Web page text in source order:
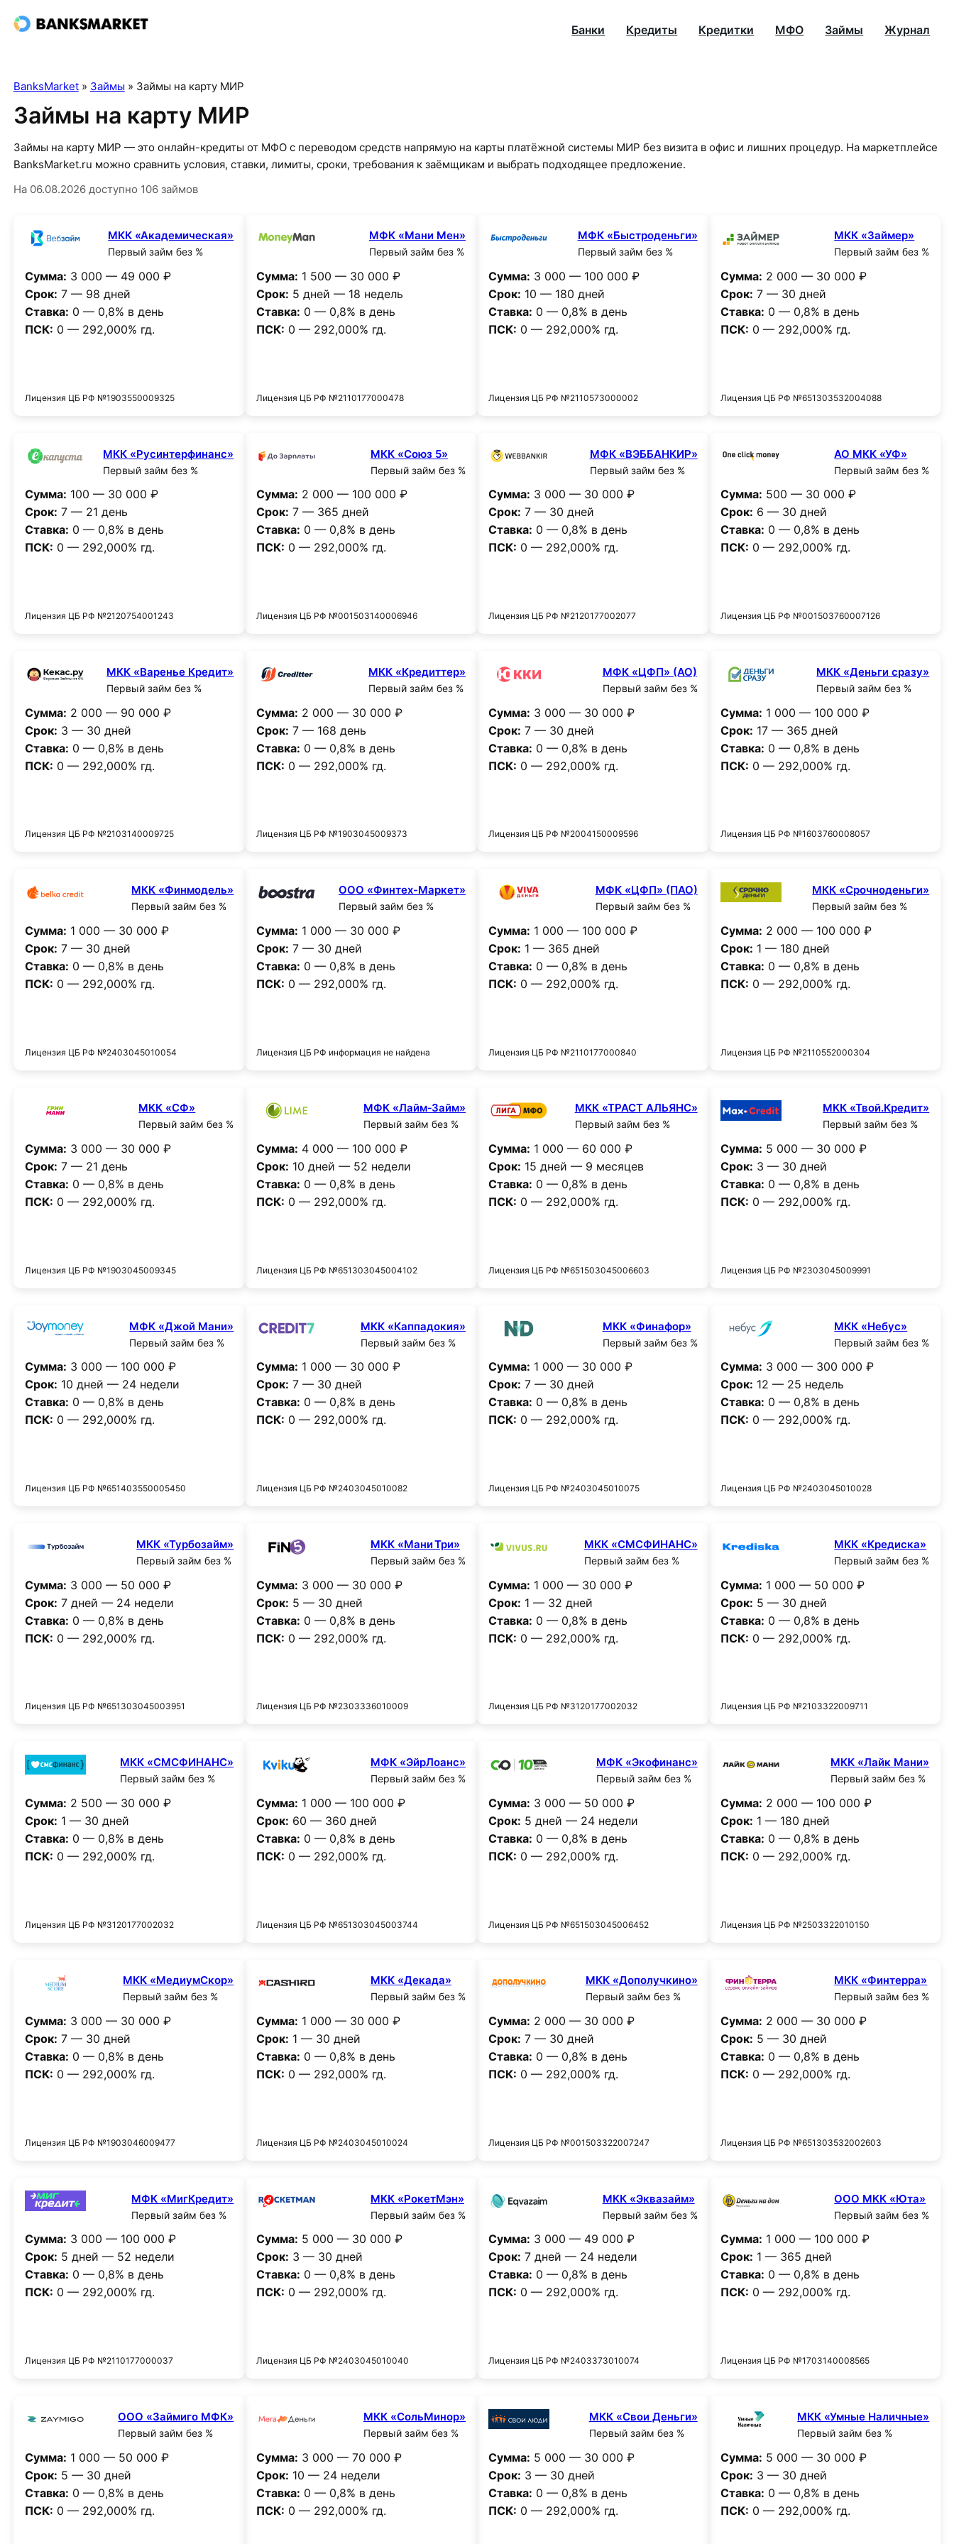
Банки Кредиты Кредитки МФО Займы Журнал
BanksMarket» Займы » Займы на карту МИР
Займы на карту МИР
Займы на карту МИР — это онлайн-кредиты от МФО с переводом средств напрямую на карты платёжной системы МИР без визита в офис и лишних процедур. На маркетплейсе
BanksMarket.ru можно сравнить условия, ставки, лимиты, сроки, требования к заёмщикам и выбрать подходящее предложение.
На 06.08.2026 доступно 106 займов
МКК «Академическая»
Первый займ без %
Сумма: 3 000 — 49 000 ₽
Срок: 7 — 98 дней
Ставка: 0 — 0,8% в день
ПСК: 0 — 292,000% гд.
Лицензия ЦБ РФ №1903550009325
МФК «Мани Мен»
Первый займ без %
Сумма: 1 500 — 30 000 ₽
Срок: 5 дней — 18 недель
Ставка: 0 — 0,8% в день
ПСК: 0 — 292,000% гд.
Лицензия ЦБ РФ №2110177000478
МФК «Быстроденьги»
Первый займ без %
Сумма: 3 000 — 100 000 ₽
Срок: 10 — 180 дней
Ставка: 0 — 0,8% в день
ПСК: 0 — 292,000% гд.
Лицензия ЦБ РФ №2110573000002
МКК «Займер»
Первый займ без %
Сумма: 2 000 — 30 000 ₽
Срок: 7 — 30 дней
Ставка: 0 — 0,8% в день
ПСК: 0 — 292,000% гд.
Лицензия ЦБ РФ №651303532004088
МКК «Русинтерфинанс»
Первый займ без %
Сумма: 100 — 30 000 ₽
Срок: 7 — 21 день
Ставка: 0 — 0,8% в день
ПСК: 0 — 292,000% гд.
Лицензия ЦБ РФ №2120754001243
МКК «Союз 5»
Первый займ без %
Сумма: 2 000 — 100 000 ₽
Срок: 7 — 365 дней
Ставка: 0 — 0,8% в день
ПСК: 0 — 292,000% гд.
Лицензия ЦБ РФ №001503140006946
МФК «ВЭББАНКИР»
Первый займ без %
Сумма: 3 000 — 30 000 ₽
Срок: 7 — 30 дней
Ставка: 0 — 0,8% в день
ПСК: 0 — 292,000% гд.
Лицензия ЦБ РФ №2120177002077
АО МКК «УФ»
Первый займ без %
Сумма: 500 — 30 000 ₽
Срок: 6 — 30 дней
Ставка: 0 — 0,8% в день
ПСК: 0 — 292,000% гд.
Лицензия ЦБ РФ №001503760007126
МКК «Варенье Кредит»
Первый займ без %
Сумма: 2 000 — 90 000 ₽
Срок: 3 — 30 дней
Ставка: 0 — 0,8% в день
ПСК: 0 — 292,000% гд.
Лицензия ЦБ РФ №2103140009725
МКК «Кредиттер»
Первый займ без %
Сумма: 2 000 — 30 000 ₽
Срок: 7 — 168 день
Ставка: 0 — 0,8% в день
ПСК: 0 — 292,000% гд.
Лицензия ЦБ РФ №1903045009373
МФК «ЦФП» (АО)
Первый займ без %
Сумма: 3 000 — 30 000 ₽
Срок: 7 — 30 дней
Ставка: 0 — 0,8% в день
ПСК: 0 — 292,000% гд.
Лицензия ЦБ РФ №2004150009596
МКК «Деньги сразу»
Первый займ без %
Сумма: 1 000 — 100 000 ₽
Срок: 17 — 365 дней
Ставка: 0 — 0,8% в день
ПСК: 0 — 292,000% гд.
Лицензия ЦБ РФ №1603760008057
МКК «Финмодель»
Первый займ без %
Сумма: 1 000 — 30 000 ₽
Срок: 7 — 30 дней
Ставка: 0 — 0,8% в день
ПСК: 0 — 292,000% гд.
Лицензия ЦБ РФ №2403045010054
ООО «Финтех-Маркет»
Первый займ без %
Сумма: 1 000 — 30 000 ₽
Срок: 7 — 30 дней
Ставка: 0 — 0,8% в день
ПСК: 0 — 292,000% гд.
Лицензия ЦБ РФ информация не найдена
МФК «ЦФП» (ПАО)
Первый займ без %
Сумма: 1 000 — 100 000 ₽
Срок: 1 — 365 дней
Ставка: 0 — 0,8% в день
ПСК: 0 — 292,000% гд.
Лицензия ЦБ РФ №2110177000840
МКК «Срочноденьги»
Первый займ без %
Сумма: 2 000 — 100 000 ₽
Срок: 1 — 180 дней
Ставка: 0 — 0,8% в день
ПСК: 0 — 292,000% гд.
Лицензия ЦБ РФ №2110552000304
МКК «СФ»
Первый займ без %
Сумма: 3 000 — 30 000 ₽
Срок: 7 — 21 день
Ставка: 0 — 0,8% в день
ПСК: 0 — 292,000% гд.
Лицензия ЦБ РФ №1903045009345
МФК «Лайм‑Займ»
Первый займ без %
Сумма: 4 000 — 100 000 ₽
Срок: 10 дней — 52 недели
Ставка: 0 — 0,8% в день
ПСК: 0 — 292,000% гд.
Лицензия ЦБ РФ №651303045004102
МКК «ТРАСТ АЛЬЯНС»
Первый займ без %
Сумма: 1 000 — 60 000 ₽
Срок: 15 дней — 9 месяцев
Ставка: 0 — 0,8% в день
ПСК: 0 — 292,000% гд.
Лицензия ЦБ РФ №651503045006603
МКК «Твой.Кредит»
Первый займ без %
Сумма: 5 000 — 30 000 ₽
Срок: 3 — 30 дней
Ставка: 0 — 0,8% в день
ПСК: 0 — 292,000% гд.
Лицензия ЦБ РФ №2303045009991
МФК «Джой Мани»
Первый займ без %
Сумма: 3 000 — 100 000 ₽
Срок: 10 дней — 24 недели
Ставка: 0 — 0,8% в день
ПСК: 0 — 292,000% гд.
Лицензия ЦБ РФ №651403550005450
МКК «Каппадокия»
Первый займ без %
Сумма: 1 000 — 30 000 ₽
Срок: 7 — 30 дней
Ставка: 0 — 0,8% в день
ПСК: 0 — 292,000% гд.
Лицензия ЦБ РФ №2403045010082
МКК «Финафор»
Первый займ без %
Сумма: 1 000 — 30 000 ₽
Срок: 7 — 30 дней
Ставка: 0 — 0,8% в день
ПСК: 0 — 292,000% гд.
Лицензия ЦБ РФ №2403045010075
МКК «Небус»
Первый займ без %
Сумма: 3 000 — 300 000 ₽
Срок: 12 — 25 недель
Ставка: 0 — 0,8% в день
ПСК: 0 — 292,000% гд.
Лицензия ЦБ РФ №2403045010028
МКК «Турбозайм»
Первый займ без %
Сумма: 3 000 — 50 000 ₽
Срок: 7 дней — 24 недели
Ставка: 0 — 0,8% в день
ПСК: 0 — 292,000% гд.
Лицензия ЦБ РФ №651303045003951
МКК «Мани Три»
Первый займ без %
Сумма: 3 000 — 30 000 ₽
Срок: 5 — 30 дней
Ставка: 0 — 0,8% в день
ПСК: 0 — 292,000% гд.
Лицензия ЦБ РФ №2303336010009
МКК «СМСФИНАНС»
Первый займ без %
Сумма: 1 000 — 30 000 ₽
Срок: 1 — 32 дней
Ставка: 0 — 0,8% в день
ПСК: 0 — 292,000% гд.
Лицензия ЦБ РФ №3120177002032
МКК «Кредиска»
Первый займ без %
Сумма: 1 000 — 50 000 ₽
Срок: 5 — 30 дней
Ставка: 0 — 0,8% в день
ПСК: 0 — 292,000% гд.
Лицензия ЦБ РФ №2103322009711
МКК «СМСФИНАНС»
Первый займ без %
Сумма: 2 500 — 30 000 ₽
Срок: 1 — 30 дней
Ставка: 0 — 0,8% в день
ПСК: 0 — 292,000% гд.
Лицензия ЦБ РФ №3120177002032
МФК «ЭйрЛоанс»
Первый займ без %
Сумма: 1 000 — 100 000 ₽
Срок: 60 — 360 дней
Ставка: 0 — 0,8% в день
ПСК: 0 — 292,000% гд.
Лицензия ЦБ РФ №651303045003744
МФК «Экофинанс»
Первый займ без %
Сумма: 3 000 — 50 000 ₽
Срок: 5 дней — 24 недели
Ставка: 0 — 0,8% в день
ПСК: 0 — 292,000% гд.
Лицензия ЦБ РФ №651503045006452
МКК «Лайк Мани»
Первый займ без %
Сумма: 2 000 — 100 000 ₽
Срок: 1 — 180 дней
Ставка: 0 — 0,8% в день
ПСК: 0 — 292,000% гд.
Лицензия ЦБ РФ №2503322010150
МКК «МедиумСкор»
Первый займ без %
Сумма: 3 000 — 30 000 ₽
Срок: 7 — 30 дней
Ставка: 0 — 0,8% в день
ПСК: 0 — 292,000% гд.
Лицензия ЦБ РФ №1903046009477
МКК «Декада»
Первый займ без %
Сумма: 1 000 — 30 000 ₽
Срок: 1 — 30 дней
Ставка: 0 — 0,8% в день
ПСК: 0 — 292,000% гд.
Лицензия ЦБ РФ №2403045010024
МКК «Дополучкино»
Первый займ без %
Сумма: 2 000 — 30 000 ₽
Срок: 7 — 30 дней
Ставка: 0 — 0,8% в день
ПСК: 0 — 292,000% гд.
Лицензия ЦБ РФ №001503322007247
МКК «Финтерра»
Первый займ без %
Сумма: 2 000 — 30 000 ₽
Срок: 5 — 30 дней
Ставка: 0 — 0,8% в день
ПСК: 0 — 292,000% гд.
Лицензия ЦБ РФ №651303532002603
МФК «МигКредит»
Первый займ без %
Сумма: 3 000 — 100 000 ₽
Срок: 5 дней — 52 недели
Ставка: 0 — 0,8% в день
ПСК: 0 — 292,000% гд.
Лицензия ЦБ РФ №2110177000037
МКК «РокетМэн»
Первый займ без %
Сумма: 5 000 — 30 000 ₽
Срок: 3 — 30 дней
Ставка: 0 — 0,8% в день
ПСК: 0 — 292,000% гд.
Лицензия ЦБ РФ №2403045010040
МКК «Эквазайм»
Первый займ без %
Сумма: 3 000 — 49 000 ₽
Срок: 7 дней — 24 недели
Ставка: 0 — 0,8% в день
ПСК: 0 — 292,000% гд.
Лицензия ЦБ РФ №2403373010074
ООО МКК «Юта»
Первый займ без %
Сумма: 1 000 — 100 000 ₽
Срок: 1 — 365 дней
Ставка: 0 — 0,8% в день
ПСК: 0 — 292,000% гд.
Лицензия ЦБ РФ №1703140008565
ООО «Займиго МФК»
Первый займ без %
Сумма: 1 000 — 50 000 ₽
Срок: 5 — 30 дней
Ставка: 0 — 0,8% в день
ПСК: 0 — 292,000% гд.
МКК «СольМинор»
Первый займ без %
Сумма: 3 000 — 70 000 ₽
Срок: 10 — 24 недели
Ставка: 0 — 0,8% в день
ПСК: 0 — 292,000% гд.
МКК «Свои Деньги»
Первый займ без %
Сумма: 5 000 — 30 000 ₽
Срок: 3 — 30 дней
Ставка: 0 — 0,8% в день
ПСК: 0 — 292,000% гд.
МКК «Умные Наличные»
Первый займ без %
Сумма: 5 000 — 30 000 ₽
Срок: 3 — 30 дней
Ставка: 0 — 0,8% в день
ПСК: 0 — 292,000% гд.